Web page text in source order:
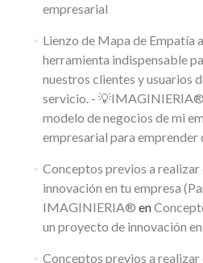
empresarial
Lienzo de Mapa de Empatía
herramienta indispensable
nuestros clientes y usuarios
servicio. - 💡IMAGINIERIA®
modelo de negocios de mi
empresarial para emprender
Conceptos previos a realizar
innovación en tu empresa
IMAGINIERIA® en
un proyecto de innovación
Conceptos previos a realizar